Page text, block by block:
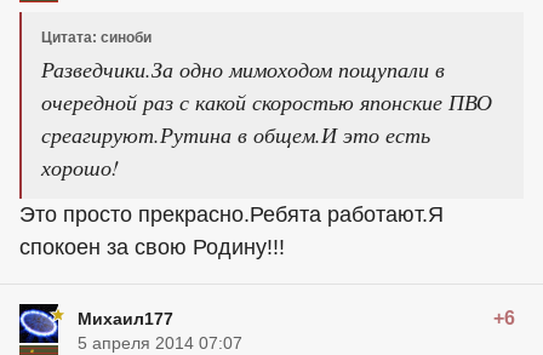
Цитата: синоби
Разведчики.За одно мимоходом пощупали в
очередной раз с какой скоростью японские ПВО
среагируют.Рутина в общем.И это есть
хорошо!
Это просто прекрасно.Ребята работают.Я
спокоен за свою Родину!!!
Михаил177 +6
5 апреля 2014 07:07